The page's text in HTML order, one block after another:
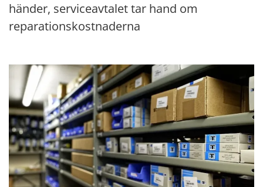
händer, serviceavtalet tar hand om
reparationskostnaderna